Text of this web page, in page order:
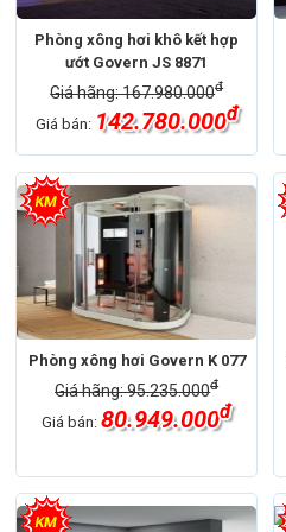
Phòng xông hơi khô kết hợp
ướt Govern JS 8871
Giá hãng: 167.980.000đ
Giá bán: 142.780.000đ
Phòng xông hơi Govern K 077
Giá hãng: 95.235.000đ
Giá bán:80.949.000đ